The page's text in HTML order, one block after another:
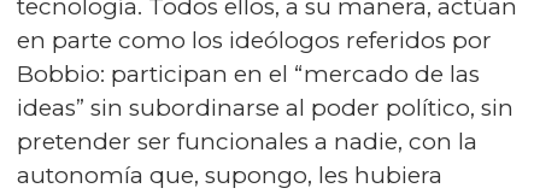
tecnología. Todos ellos, a su manera, actúan
en parte como los ideólogos referidos por
Bobbio: participan en el “mercado de las
ideas” sin subordinarse al poder político, sin
pretender ser funcionales a nadie, con la
autonomía que, supongo, les hubiera